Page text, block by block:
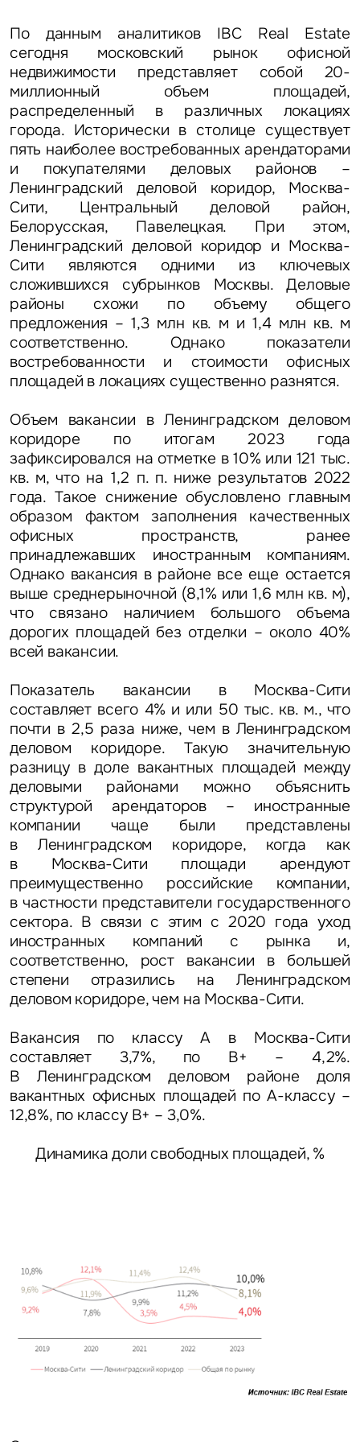
По данным аналитиков IBC Real Estate
сегодня московский рынок офисной
недвижимости представляет собой 20-
миллионный объем площадей,
распределенный в различных локациях
города. Исторически в столице существует
пять наиболее востребованных арендаторами
и покупателями деловых районов –
Ленинградский деловой коридор, Москва-
Сити, Центральный деловой район,
Белорусская, Павелецкая. При этом,
Ленинградский деловой коридор и Москва-
Сити являются одними из ключевых
сложившихся субрынков Москвы. Деловые
районы схожи по объему общего
предложения – 1,3 млн кв. м и 1,4 млн кв. м
соответственно. Однако показатели
востребованности и стоимости офисных
площадей в локациях существенно разнятся.
Объем вакансии в Ленинградском деловом
коридоре по итогам 2023 года
зафиксировался на отметке в 10% или 121 тыс.
кв. м, что на 1,2 п. п. ниже результатов 2022
года. Такое снижение обусловлено главным
образом фактом заполнения качественных
офисных пространств, ранее
принадлежавших иностранным компаниям.
Однако вакансия в районе все еще остается
выше среднерыночной (8,1% или 1,6 млн кв. м),
что связано наличием большого объема
дорогих площадей без отделки – около 40%
всей вакансии.
Показатель вакансии в Москва-Сити
составляет всего 4% и или 50 тыс. кв. м., что
почти в 2,5 раза ниже, чем в Ленинградском
деловом коридоре. Такую значительную
разницу в доле вакантных площадей между
деловыми районами можно объяснить
структурой арендаторов – иностранные
компании чаще были представлены
в Ленинградском коридоре, когда как
в Москва-Сити площади арендуют
преимущественно российские компании,
в частности представители государственного
сектора. В связи с этим с 2020 года уход
иностранных компаний с рынка и,
соответственно, рост вакансии в большей
степени отразились на Ленинградском
деловом коридоре, чем на Москва-Сити.
Вакансия по классу А в Москва-Сити
составляет 3,7%, по B+ – 4,2%.
В Ленинградском деловом районе доля
вакантных офисных площадей по А-классу –
12,8%, по классу B+ – 3,0%.
Динамика доли свободных площадей, %